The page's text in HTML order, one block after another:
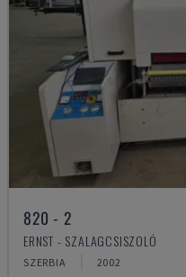
820 - 2
ERNST - SZALAGCSISZOLÓ
SZERBIA 2002